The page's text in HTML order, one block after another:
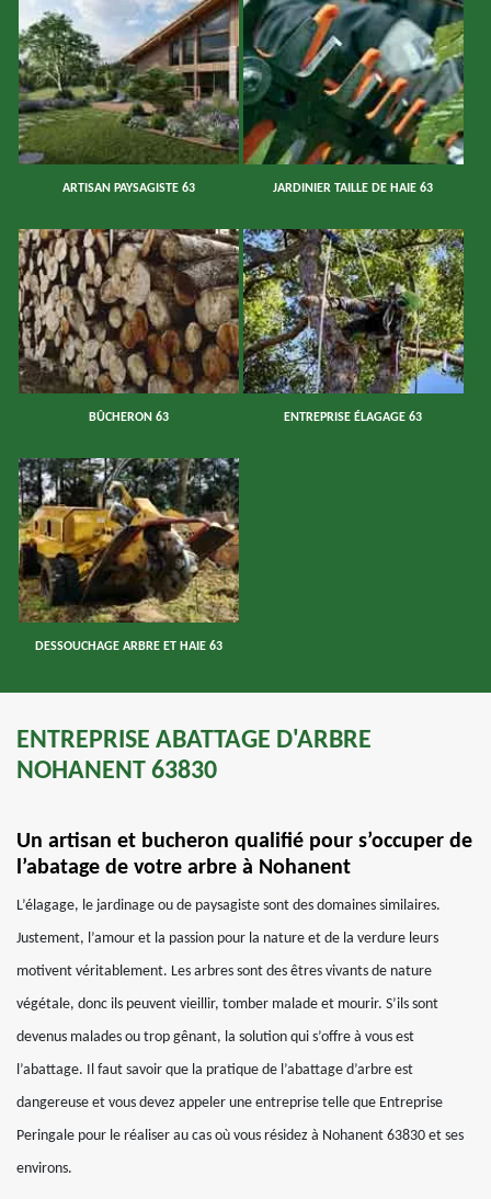
ARTISAN PAYSAGISTE 63 JARDINIER TAILLE DE HAIE 63
BÛCHERON 63 ENTREPRISE ÉLAGAGE 63
DESSOUCHAGE ARBRE ET HAIE 63
ENTREPRISE ABATTAGE D'ARBRE
NOHANENT 63830
Un artisan et bucheron qualifié pour s’occuper de
l’abatage de votre arbre à Nohanent
L’élagage, le jardinage ou de paysagiste sont des domaines similaires.
Justement, l’amour et la passion pour la nature et de la verdure leurs
motivent véritablement. Les arbres sont des êtres vivants de nature
végétale, donc ils peuvent vieillir, tomber malade et mourir. S’ils sont
devenus malades ou trop gênant, la solution qui s’offre à vous est
l’abattage. Il faut savoir que la pratique de l’abattage d’arbre est
dangereuse et vous devez appeler une entreprise telle que Entreprise
Peringale pour le réaliser au cas où vous résidez à Nohanent 63830 et ses
environs.